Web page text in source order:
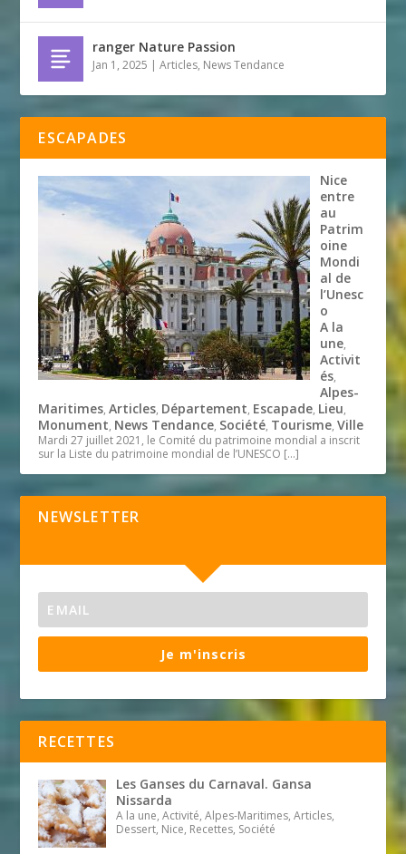
ranger Nature Passion
Jan 1, 2025 |Articles, News Tendance
ESCAPADES
Nice
entre
au
Patrim
oine
Mondi
al de
l’Unesc
o
A la
une,
Activit
és,
Alpes-
Maritimes,Articles, Département, Escapade, Lieu,
Monument, News Tendance, Société, Tourisme,Ville
Mardi 27 juillet 2021, le Comité du patrimoine mondial a inscrit
sur la Liste du patrimoine mondial de l’UNESCO […]
NEWSLETTER
Je m'inscris
RECETTES
Les Ganses du Carnaval. Gansa
Nissarda
A la une, Activité, Alpes-Maritimes, Articles,
Dessert, Nice, Recettes, Société